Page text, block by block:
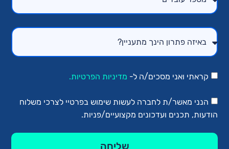
קראתי ואני מסכים/ה ל- מדיניות הפרטיות.
הנני מאשר/ת לחברה לעשות שימוש בפרטיי לצרכי משלוח
הודעות, תכנים ועדכונים מקצועיים/פניות.
שליחה